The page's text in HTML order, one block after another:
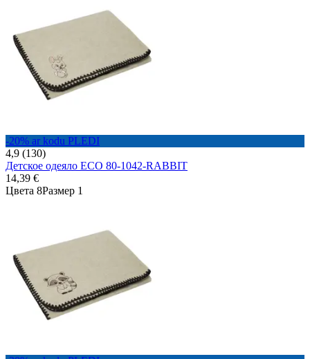
-20% ar kodu PLEDI
4,9 (130)
Детское одеяло ECO 80-1042-RABBIT
14,39 €
Цвета 8Размер 1